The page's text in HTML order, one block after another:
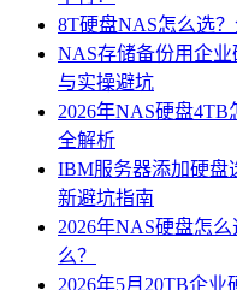
8T硬盘NAS怎么选
NAS存储备份用企
与实操避坑
2026年NAS硬盘
全解析
IBM服务器添加硬盘
新避坑指南
2026年NAS硬盘怎
么？
2026年5月20TB企